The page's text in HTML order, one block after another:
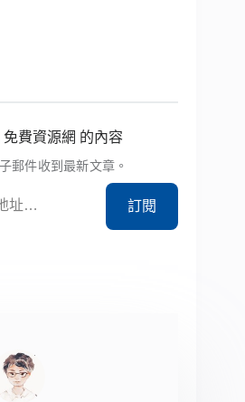
費資源網 的內容
郵件收到最新文章。
訂閱